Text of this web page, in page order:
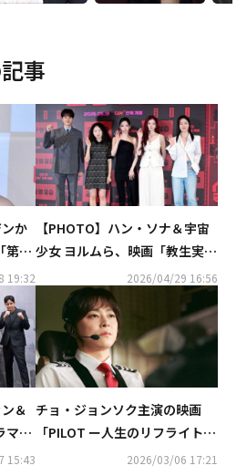
事
か
第46
出席
19:32
【PHOTO】ハン・ソナ＆宇宙
少女 ヨルムら、映画「教生実
習」メディア試写会に出席
2026/04/29 16:56
＆
マ
闘っ
15:43
チョ・ジョンソク主演の映画
「PILOT ー人生のリフライト
ー」待望の本予告映像が解禁！
2026/03/06 17:21